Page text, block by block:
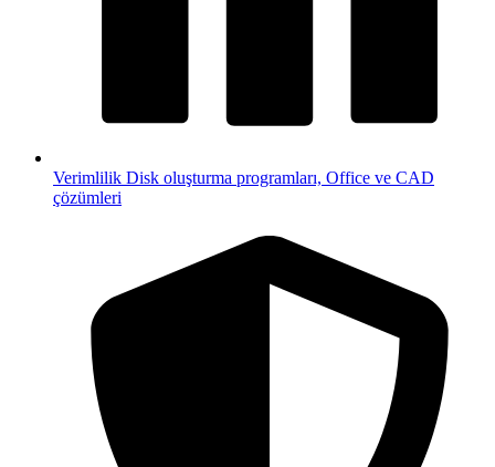
Verimlilik Disk oluşturma programları, Office ve CAD
çözümleri